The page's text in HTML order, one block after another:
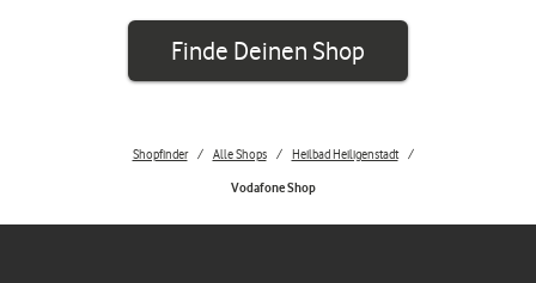
Finde Deinen Shop
Shopfinder Alle Shops Heilbad Heiligenstadt
Vodafone Shop